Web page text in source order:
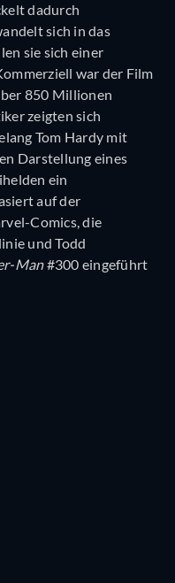
dadurch
sich in das
sie sich einer
war der Film
850 Millionen
zeigten sich
Tom Hardy mit
Darstellung eines
ein
auf der
Comics, die
und Todd
Man#300 eingeführt